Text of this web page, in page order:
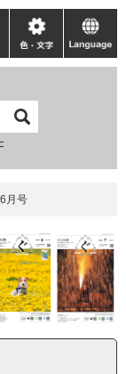
色・
文
language
月号